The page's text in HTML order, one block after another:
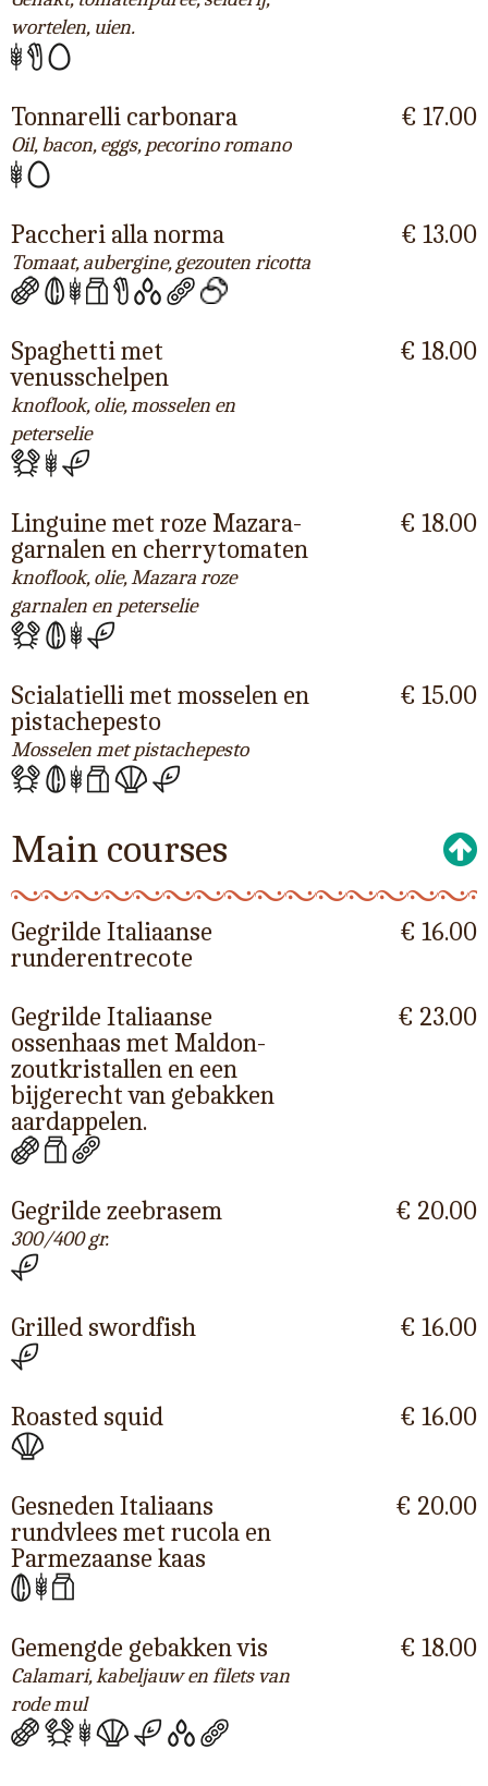
wortelen, uien.
Tonnarelli carbonara
Oil, bacon, eggs, pecorino romano
€ 17.00
Paccheri alla norma
Tomaat, aubergine, gezouten ricotta
€ 13.00
Spaghetti met
venusschelpen
knoflook, olie, mosselen en
peterselie
€ 18.00
Linguine met roze Mazara-
garnalen en cherrytomaten
knoflook, olie, Mazara roze
garnalen en peterselie
€ 18.00
Scialatielli met mosselen en
pistachepesto
Mosselen met pistachepesto
€ 15.00
Main courses
Gegrilde Italiaanse
runderentrecote
€ 16.00
Gegrilde Italiaanse
ossenhaas met Maldon-
zoutkristallen en een
bijgerecht van gebakken
aardappelen.
€ 23.00
Gegrilde zeebrasem
300/400 gr.
€ 20.00
Grilled swordfish € 16.00
Roasted squid € 16.00
Gesneden Italiaans
rundvlees met rucola en
Parmezaanse kaas
€ 20.00
Gemengde gebakken vis
Calamari, kabeljauw en filets van
rode mul
€ 18.00